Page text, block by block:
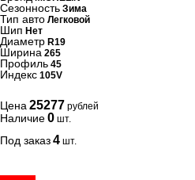
Сезонность Зима
Тип авто Легковой
Шип Нет
Диаметр R19
Ширина 265
Профиль 45
Индекс 105V
Цена 25277 рублей
Наличие0 шт.
Под заказ4 шт.